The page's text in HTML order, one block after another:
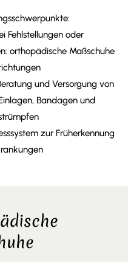
Fehlstellungen oder
orthopädische Maßschuhe
und Versorgung von
Bandagen und
zur Früherkennung